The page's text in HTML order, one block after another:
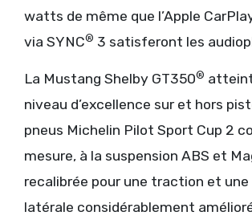
watts de même que l’Apple
via SYNC® 3 satisferont les
La Mustang Shelby GT350®
niveau d’excellence sur et hors
pneus Michelin Pilot Sport Cup 2
mesure, à la suspension ABS et
recalibrée pour une traction et
latérale considérablement